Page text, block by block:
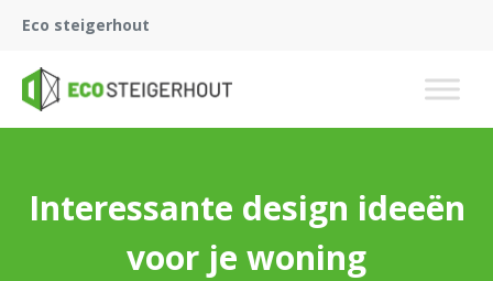
Eco steigerhout
Interessante design ideeën
voor je woning